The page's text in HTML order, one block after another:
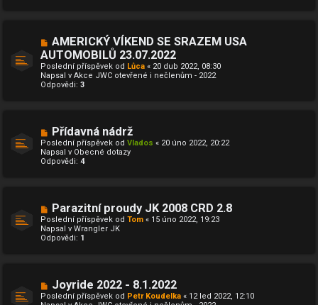
e
k
N
o
v
ý
p
ř
e
k
AMERICKÝ VÍKEND SE SRAZEM USA
AUTOMOBILŮ 23.07.2022
Poslední příspěvek od Lůca « 20 dub 2022, 08:30
Napsal v Akce JWC otevřené i nečlenům - 2022
Odpovědi: 3
N
o
v
ý
p
p
ě
v
e
k
Přídavná nádrž
Poslední příspěvek od Vlados « 20 úno 2022, 20:22
Napsal v Obecné dotazy
Odpovědi: 4
N
o
v
ý
p
ě
v
Parazitní proudy JK 2008 CRD 2.8
Poslední příspěvek od Tom « 15 úno 2022, 19:23
Napsal v Wrangler JK
Odpovědi: 1
o
v
Joyride 2022 - 8.1.2022
Poslední příspěvek od Petr Koudelka « 12 led 2022, 12:10